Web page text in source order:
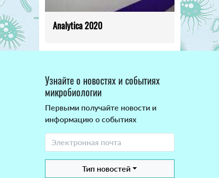
Analytica 2020
Узнайте о новостях и событиях
микробиологии
Первыми получайте новости и
информацию о событиях
Тип новостей